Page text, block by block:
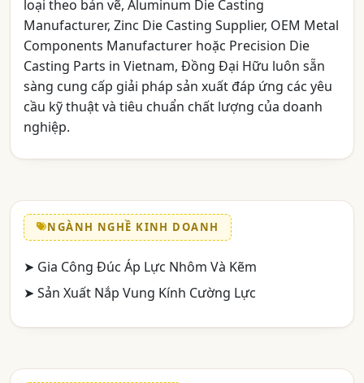
loại theo bản vẽ, Aluminum Die Casting
Manufacturer, Zinc Die Casting Supplier, OEM Metal
Components Manufacturer hoặc Precision Die
Casting Parts in Vietnam, Đồng Đại Hữu luôn sẵn
sàng cung cấp giải pháp sản xuất đáp ứng các yêu
cầu kỹ thuật và tiêu chuẩn chất lượng của doanh
nghiệp.
NGÀNH NGHỀ KINH DOANH
➤ Gia Công Đúc Áp Lực Nhôm Và Kẽm
➤ Sản Xuất Nắp Vung Kính Cường Lực